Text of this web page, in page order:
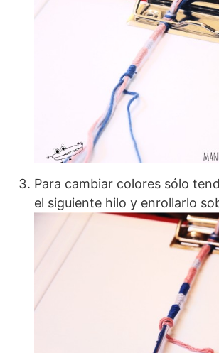
Para cambiar colores sólo
el siguiente hilo y enrollarlo